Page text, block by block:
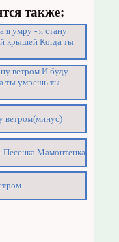
также:
я умру - я стану
крышей Когда ты
ветром И буду
ты умрёшь ты
ветром(минус)
Мамонтенка